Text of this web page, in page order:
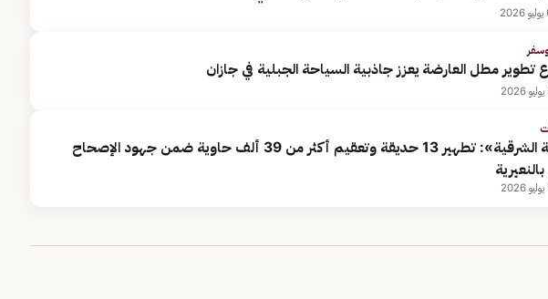
تطوير مطل العارضة يعزز جاذبية السياحة الجبلية في جازان
«أمانة الشرقية»: تطهير 13 حديقة وتعقيم أكثر من 39 ألف حاوية ضمن جهود الإصحاح